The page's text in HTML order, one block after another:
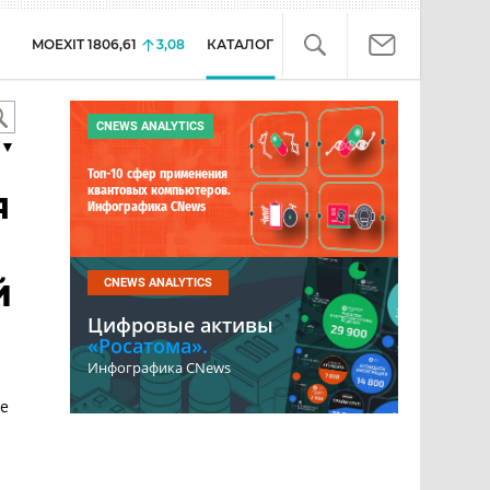
MOEXIT 1806,61 3,08 КАТАЛОГ
CNEWS ANALYTICS
Топ-10 сфер применения
квантовых компьютеров.
Инфографика CNews
CNEWS ANALYTICS
Цифровые активы
«Росатома».
Инфографика CNews